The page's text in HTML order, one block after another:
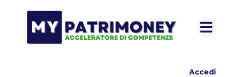
Accedi